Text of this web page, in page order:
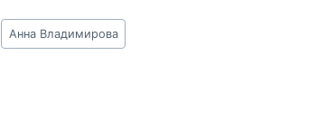
Метки
записи:
Анна Владимирова